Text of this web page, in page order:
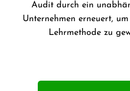
Audit durch ein
Unternehmen erneuert,
Lehrmethode zu